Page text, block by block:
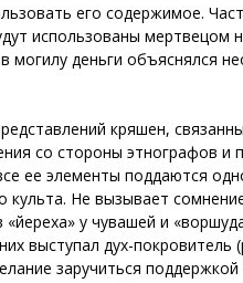
его содержимое.
использованы мертвецом
могилу деньги объяснялся
кряшен,
со стороны этнографов и
ее элементы поддаются
Не вызывает
у чувашей и
выступал дух-покровитель
заручиться поддержкой